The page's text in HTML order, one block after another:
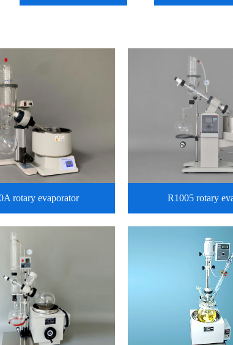
rotary evaporator R1005 rotary